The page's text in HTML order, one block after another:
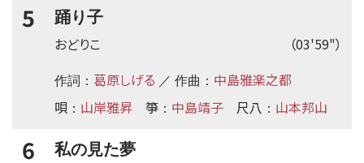
5 踊り子
（03'59"）
おどりこ
作詞： 葛原しげる ／ 作曲： 中島雅楽之都
唄 ： 山岸雅昇 箏 ： 中島靖子 尺八 ： 山本邦山
6 私の見た夢